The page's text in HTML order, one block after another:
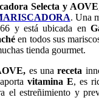
Selecta y AOVE
. Una
y está ubicada en
en todos sus
tienda gourmet.
, es una receta
aportavitamina E, es
el estreñimiento y